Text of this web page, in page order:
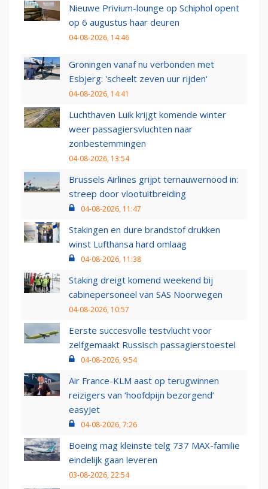
Nieuwe Privium-lounge op Schiphol opent
op 6 augustus haar deuren
04-08-2026, 14:46
Groningen vanaf nu verbonden met
Esbjerg: 'scheelt zeven uur rijden'
04-08-2026, 14:41
Luchthaven Luik krijgt komende winter
weer passagiersvluchten naar
zonbestemmingen
04-08-2026, 13:54
Brussels Airlines grijpt ternauwernood in:
streep door vlootuitbreiding
04-08-2026, 11:47
Stakingen en dure brandstof drukken
winst Lufthansa hard omlaag
04-08-2026, 11:38
Staking dreigt komend weekend bij
cabinepersoneel van SAS Noorwegen
04-08-2026, 10:57
Eerste succesvolle testvlucht voor
zelfgemaakt Russisch passagierstoestel
04-08-2026, 9:54
Air France-KLM aast op terugwinnen
reizigers van ‘hoofdpijn bezorgend’
easyJet
04-08-2026, 7:26
Boeing mag kleinste telg 737 MAX-familie
eindelijk gaan leveren
03-08-2026, 22:54